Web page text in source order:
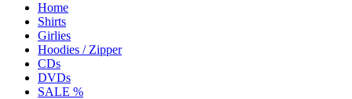
Home
Shirts
Girlies
Hoodies / Zipper
CDs
DVDs
SALE %